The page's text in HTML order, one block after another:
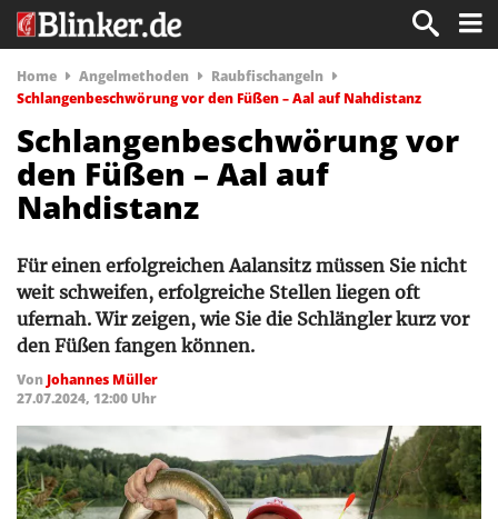
Home Angelmethoden
Raubfischangeln
Schlangenbeschwörung vor den Füßen – Aal auf Nahdistanz
Schlangenbeschwörung vor
den Füßen – Aal auf
Nahdistanz
Für einen erfolgreichen Aalansitz müssen Sie nicht
weit schweifen, erfolgreiche Stellen liegen oft
ufernah. Wir zeigen, wie Sie die Schlängler kurz vor
den Füßen fangen können.
Von Johannes Müller
27.07.2024, 12:00 Uhr